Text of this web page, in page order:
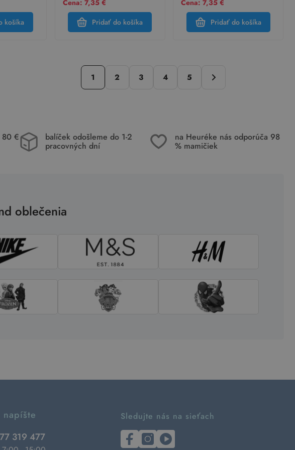
košíka
Cena: 7,35 €
Pridať do košíka
Cena: 7,35 €
Pridať do košíka
1 2 3 4 5
80 € balíček odošleme do 1-2
pracovných dní
na Heuréke nás odporúča 98
% mamičiek
oblečenia
napíšte
319 477
Sledujte nás na sieťach